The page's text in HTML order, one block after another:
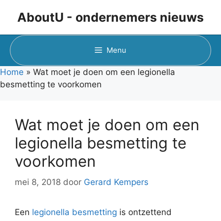
inhoud
AboutU - ondernemers nieuws
Menu
Home » Wat moet je doen om een legionella
besmetting te voorkomen
Wat moet je doen om een
legionella besmetting te
voorkomen
mei 8, 2018 door Gerard Kempers
Een legionella besmetting is ontzettend